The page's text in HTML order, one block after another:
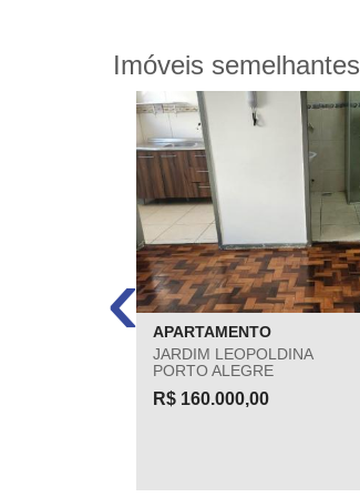
Imóveis semelhantes
‹ APARTAMENTO
JARDIM LEOPOLDINA
PORTO ALEGRE
R$ 160.000,00